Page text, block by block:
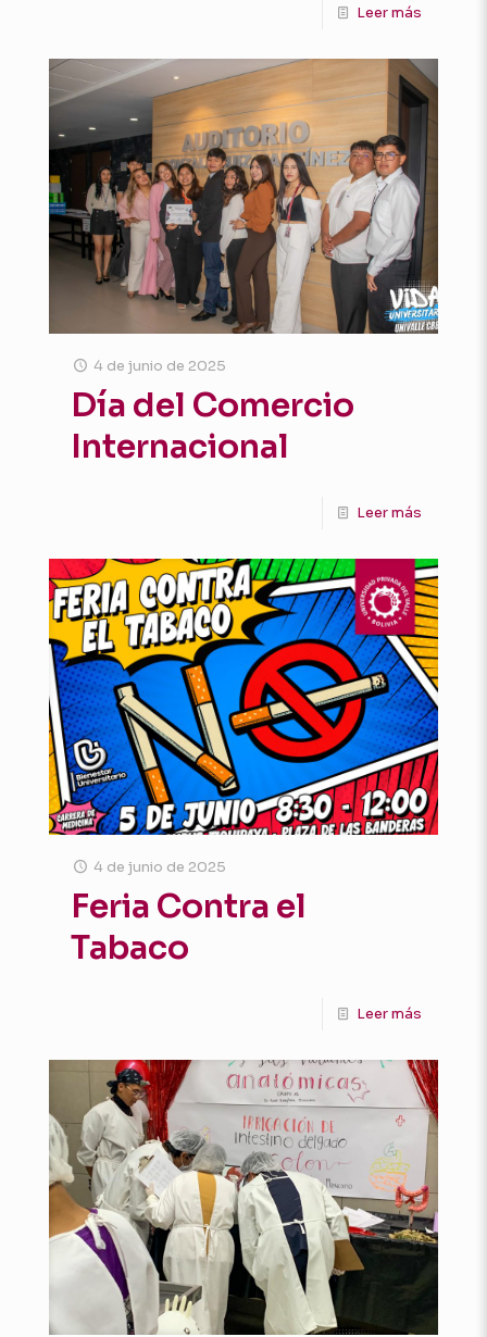
Leer más
4 de junio de 2025
Día del Comercio
Internacional
Leer más
4 de junio de 2025
Feria Contra el
Tabaco
Leer más